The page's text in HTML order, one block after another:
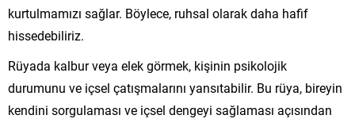
kurtulmamızı sağlar. Böylece, ruhsal olarak daha hafif
hissedebiliriz.
Rüyada kalbur veya elek görmek, kişinin psikolojik
durumunu ve içsel çatışmalarını yansıtabilir. Bu rüya, bireyin
kendini sorgulaması ve içsel dengeyi sağlaması açısından